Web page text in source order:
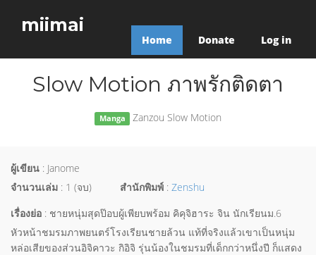
miimai
Home Donate Log in
Slow Motion ภาพรักติดตา
Manga Zanzou Slow Motion
ผู้เขียน : Janome
จำนวนเล่ม : 1 (จบ) สำนักพิมพ์ : Zenshu
เรื่องย่อ : ชายหนุ่มสุดป๊อบผู้เพียบพร้อม คิคุจิฮาระ จิน นักเรียนม.6
หัวหน้าชมรมภาพยนตร์โรงเรียนชายล้วน แท้ที่จริงแล้วเขาเป็นหนุ่ม
หล่อเสียของส่วนอิจิคาวะ กิอิจิ รุ่นน้องในชมรมที่เด็กกว่าหนึ่งปี ก็แสดง